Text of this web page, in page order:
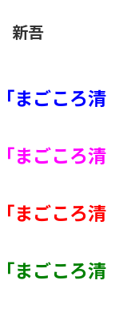
新吾
まごころ清
まごころ清
まごころ清
まごころ清